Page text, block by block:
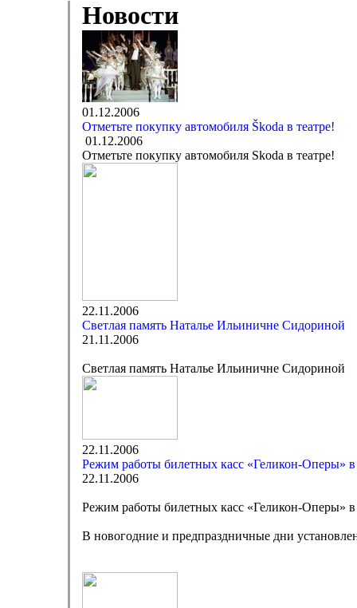
Новости
01.12.2006
Отметьте покупку автомобиля Škoda в театре!
01.12.2006
Отметьте покупку автомобиля Skoda в театре!
22.11.2006
Светлая память Наталье Ильиничне Сидориной
21.11.2006
Светлая память Наталье Ильиничне Сидориной
22.11.2006
Режим работы билетных касс «Геликон-Оперы»
22.11.2006
Режим работы билетных касс «Геликон-Оперы»
В новогодние и предпраздничные дни